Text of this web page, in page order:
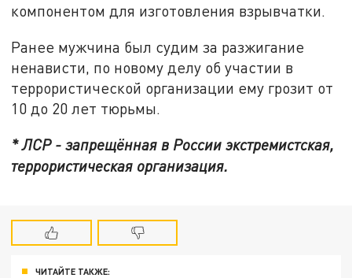
компонентом для изготовления взрывчатки.
Ранее мужчина был судим за разжигание
ненависти, по новому делу об участии в
террористической организации ему грозит от
10 до 20 лет тюрьмы.
* ЛСР - запрещённая в России экстремистская,
террористическая организация.
ЧИТАЙТЕ ТАКЖЕ: